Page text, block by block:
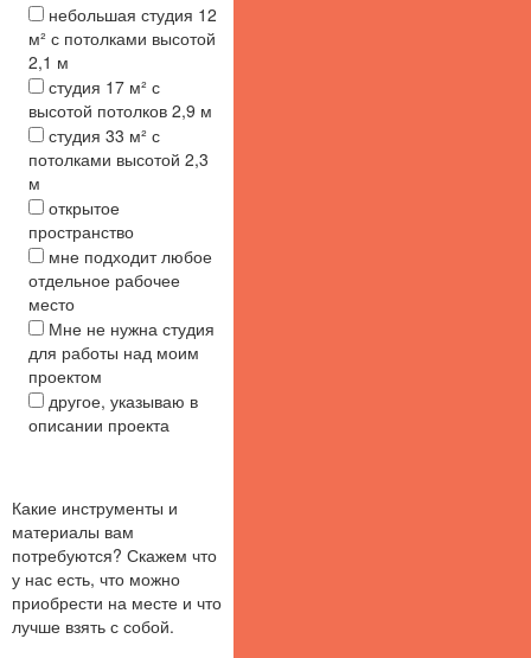
небольшая студия 12
м² с потолками высотой
2,1 м
студия 17 м² с
высотой потолков 2,9 м
студия 33 м² с
потолками высотой 2,3
м
открытое
пространство
мне подходит любое
отдельное рабочее
место
Мне не нужна студия
для работы над моим
проектом
другое, указываю в
описании проекта
Какие инструменты и
материалы вам
потребуются? Скажем что
у нас есть, что можно
приобрести на месте и что
лучше взять с собой.